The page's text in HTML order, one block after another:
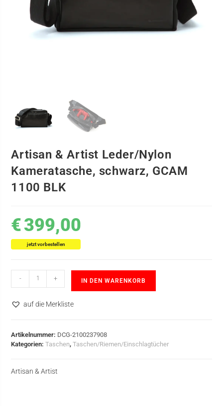
Artisan & Artist Leder/Nylon
Kameratasche, schwarz, GCAM
1100 BLK
€399,00
jetzt vorbestellen
- + IN DEN WARENKORB
auf die Merkliste
Artikelnummer: DCG-2100237908
Kategorien:Taschen,Taschen/Riemen/Einschlagtücher
Artisan & Artist